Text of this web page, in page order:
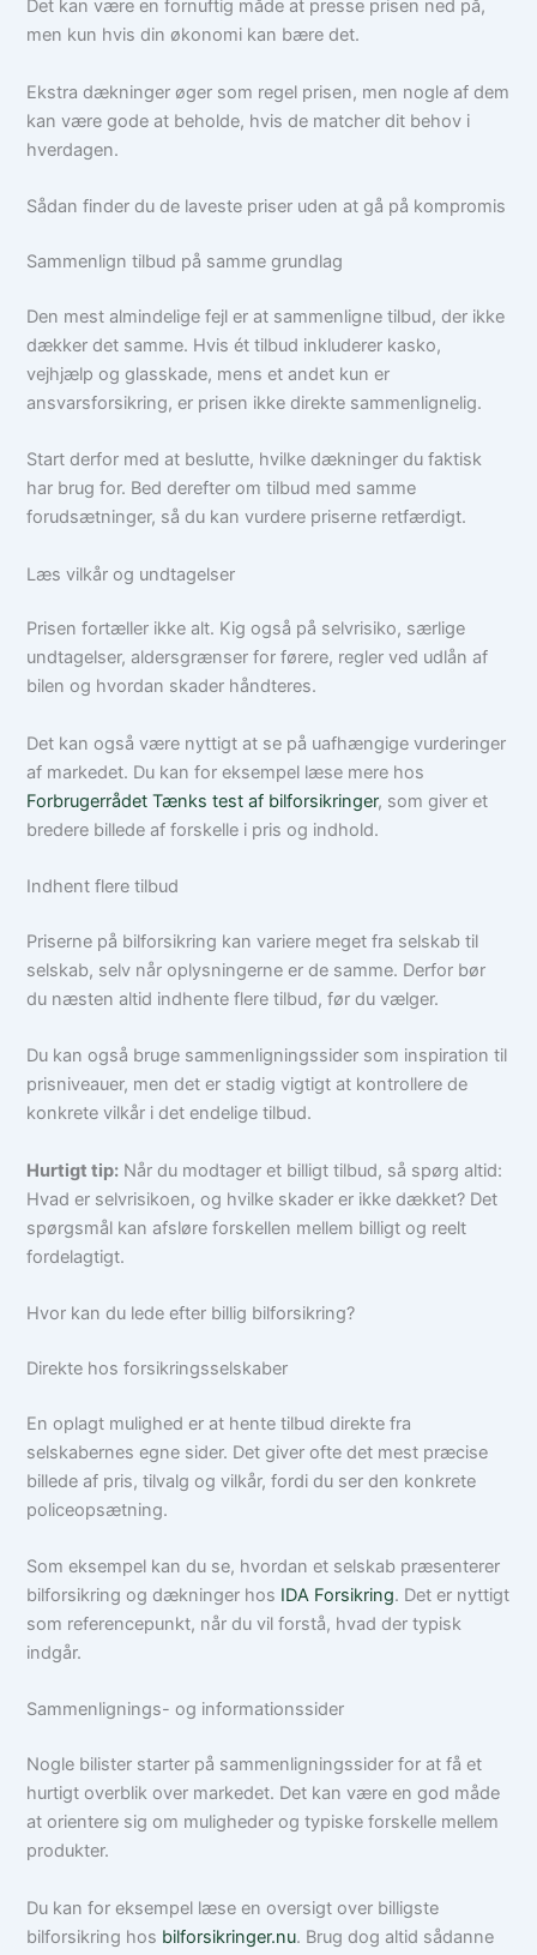
Det kan være en fornuftig måde at presse prisen ned på,
men kun hvis din økonomi kan bære det.
Ekstra dækninger øger som regel prisen, men nogle af dem
kan være gode at beholde, hvis de matcher dit behov i
hverdagen.
Sådan finder du de laveste priser uden at gå på kompromis
Sammenlign tilbud på samme grundlag
Den mest almindelige fejl er at sammenligne tilbud, der ikke
dækker det samme. Hvis ét tilbud inkluderer kasko,
vejhjælp og glasskade, mens et andet kun er
ansvarsforsikring, er prisen ikke direkte sammenlignelig.
Start derfor med at beslutte, hvilke dækninger du faktisk
har brug for. Bed derefter om tilbud med samme
forudsætninger, så du kan vurdere priserne retfærdigt.
Læs vilkår og undtagelser
Prisen fortæller ikke alt. Kig også på selvrisiko, særlige
undtagelser, aldersgrænser for førere, regler ved udlån af
bilen og hvordan skader håndteres.
Det kan også være nyttigt at se på uafhængige vurderinger
af markedet. Du kan for eksempel læse mere hos
Forbrugerrådet Tænks test af bilforsikringer, som giver et
bredere billede af forskelle i pris og indhold.
Indhent flere tilbud
Priserne på bilforsikring kan variere meget fra selskab til
selskab, selv når oplysningerne er de samme. Derfor bør
du næsten altid indhente flere tilbud, før du vælger.
Du kan også bruge sammenligningssider som inspiration til
prisniveauer, men det er stadig vigtigt at kontrollere de
konkrete vilkår i det endelige tilbud.
Hurtigt tip: Når du modtager et billigt tilbud, så spørg altid:
Hvad er selvrisikoen, og hvilke skader er ikke dækket? Det
spørgsmål kan afsløre forskellen mellem billigt og reelt
fordelagtigt.
Hvor kan du lede efter billig bilforsikring?
Direkte hos forsikringsselskaber
En oplagt mulighed er at hente tilbud direkte fra
selskabernes egne sider. Det giver ofte det mest præcise
billede af pris, tilvalg og vilkår, fordi du ser den konkrete
policeopsætning.
Som eksempel kan du se, hvordan et selskab præsenterer
bilforsikring og dækninger hos IDA Forsikring. Det er nyttigt
som referencepunkt, når du vil forstå, hvad der typisk
indgår.
Sammenlignings- og informationssider
Nogle bilister starter på sammenligningssider for at få et
hurtigt overblik over markedet. Det kan være en god måde
at orientere sig om muligheder og typiske forskelle mellem
produkter.
Du kan for eksempel læse en oversigt over billigste
bilforsikring hos bilforsikringer.nu. Brug dog altid sådanne